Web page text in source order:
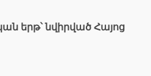
երթ՝ նվիրված Հայոց